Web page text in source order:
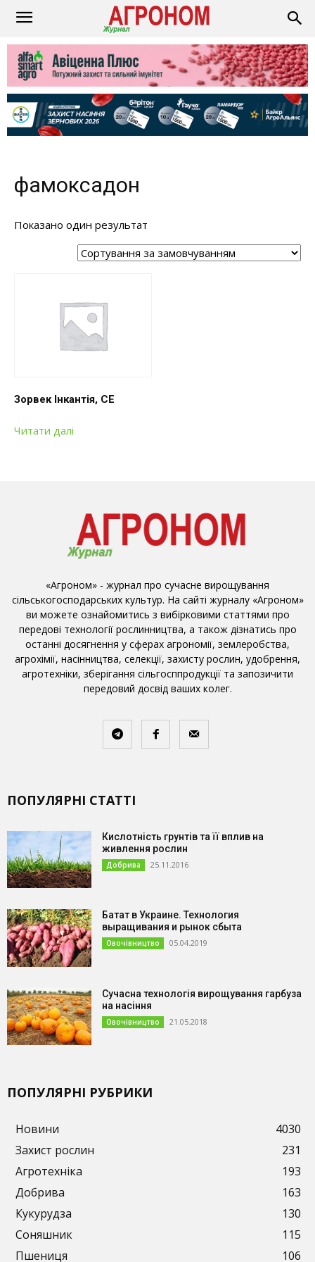
фамоксадон
Показано один результат
Зорвек Інкантія, СЕ
Читати далі
«Агроном» - журнал про сучасне вирощування
сільськогосподарських культур. На сайті журналу «Агроном»
ви можете ознайомитись з вибірковими статтями про
передові технології рослинництва, а також дізнатись про
останні досягнення у сферах агрономії, землеробства,
агрохімії, насінництва, селекції, захисту рослин, удобрення,
агротехніки, зберігання сільгосппродукції та запозичити
передовий досвід ваших колег.
ПОПУЛЯРНІ СТАТТІ
Кислотність грунтів та її вплив на
живлення рослин
Добрива 25.11.2016
Батат в Украине. Технология
выращивания и рынок сбыта
Овочівництво 05.04.2019
Сучасна технологія вирощування гарбуза
на насіння
Овочівництво 21.05.2018
ПОПУЛЯРНІ РУБРИКИ
Новини
4030
Захист рослин
231
Агротехніка
193
Добрива
163
Кукурудза
130
Соняшник
115
Пшениця
106